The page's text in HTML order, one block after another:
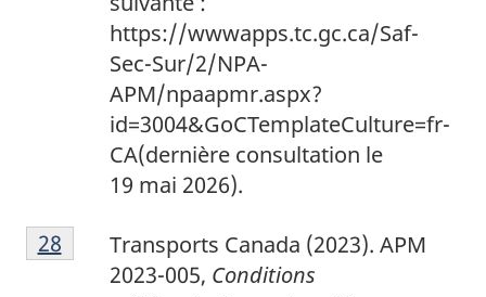
https://wwwapps.tc.gc.ca/Saf-
Sec-Sur/2/NPA-
APM/npaapmr.aspx?
id=3004&GoCTemplateCulture=fr-
CA(dernière consultation le
19 mai 2026).
2
8
Transports Canada (2023). APM
2023-005, Conditions
Return to footnote
28 referrer